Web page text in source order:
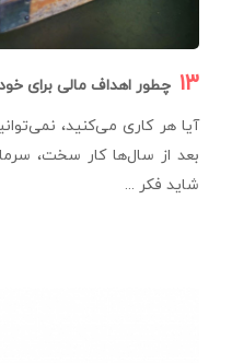
۱۳ چطور اهداف مالی برای
آیا هر کاری می‌کنید،
بعد از سال‌ها کار سخت،
شاید فکر ...